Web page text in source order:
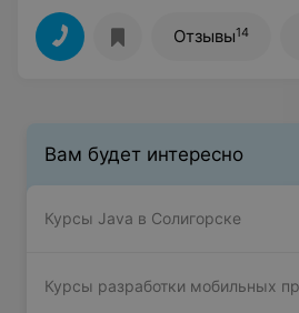
Отзывы14
Вам будет интересно
Курсы Java в Солигорске
Курсы разработки мобильных